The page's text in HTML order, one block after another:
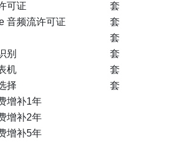
可证
套
音频流许可证
套
套
别
套
机
套
择
套
增补1年
增补2年
增补5年